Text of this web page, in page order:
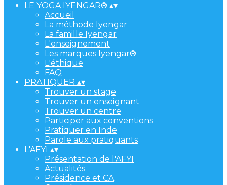
LE YOGA IYENGAR® ▴▾
Accueil
La méthode Iyengar
La famille Iyengar
L'enseignement
Les marques Iyengar®
L'éthique
FAQ
PRATIQUER ▴▾
Trouver un stage
Trouver un enseignant
Trouver un centre
Participer aux conventions
Pratiquer en Inde
Parole aux pratiquants
L'AFYI ▴▾
Présentation de l'AFYI
Actualités
Présidence et CA